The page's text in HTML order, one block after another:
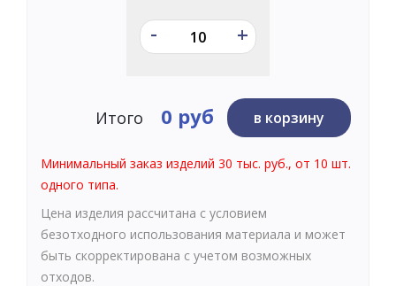
- +
Итого 0 руб в корзину
Минимальный заказ изделий 30 тыс. руб., от 10 шт.
одного типа.
Цена изделия рассчитана с условием
безотходного использования материала и может
быть скорректирована с учетом возможных
отходов.